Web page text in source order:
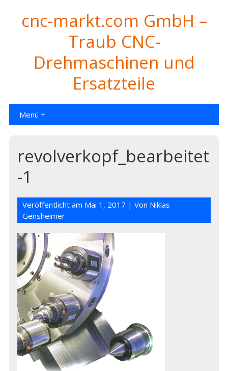
cnc-markt.com GmbH –
Traub CNC-
Drehmaschinen und
Ersatzteile
Menü +
revolverkopf_bearbeitet
-1
Veröffentlicht am Mai 1, 2017 | Von Niklas
Gensheimer